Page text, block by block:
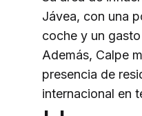
Jávea, con una
coche y un gasto
Además, Calpe
presencia de
internacional en